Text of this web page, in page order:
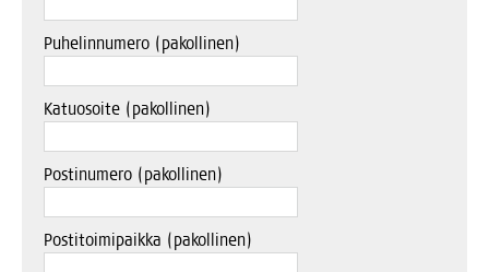
Puhe­lin­nu­me­ro (pakol­li­nen)
Katuo­soi­te (pakol­li­nen)
Pos­ti­nu­me­ro (pakol­li­nen)
Pos­ti­toi­mi­paik­ka (pakol­li­nen)